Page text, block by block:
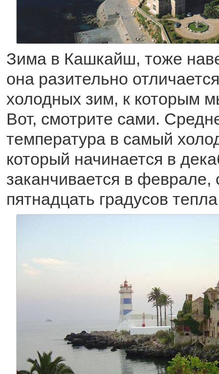
Зима в Кашкайш, тоже
она разительно
холодных зим, к которым
Вот, смотрите сами.
температура в самый
который начинается в
заканчивается в феврале,
пятнадцать градусов